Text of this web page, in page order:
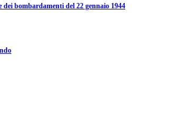
dei bombardamenti del 22 gennaio 1944